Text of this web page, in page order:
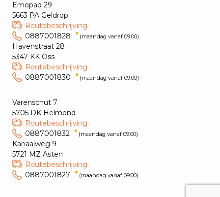
Emopad 29
5663 PA Geldrop
Routebeschrijving
0887001828
(maandag vanaf 09:00)
Havenstraat 28
5347 KK Oss
Routebeschrijving
0887001830
(maandag vanaf 09:00)
Varenschut 7
5705 DK Helmond
Routebeschrijving
0887001832
(maandag vanaf 09:00)
Kanaalweg 9
5721 MZ Asten
Routebeschrijving
0887001827
(maandag vanaf 09:00)